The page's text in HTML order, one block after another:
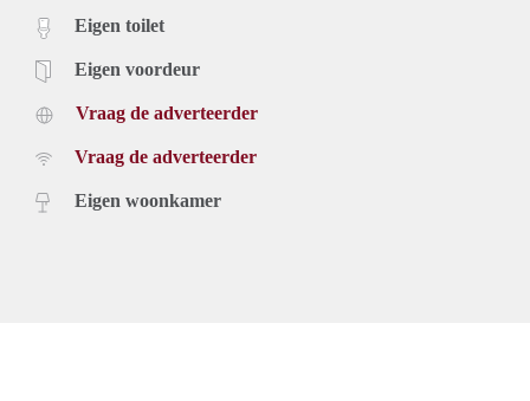
Eigen toilet
Eigen voordeur
Vraag de adverteerder
Vraag de adverteerder
Eigen woonkamer